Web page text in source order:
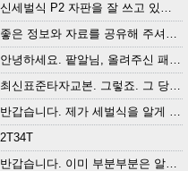
최신표준타자교본. 그렇죠. 그 당시에 최신 표준...
2T34T
반갑습니다. 이미 부분부분은 알려진 정보들이...